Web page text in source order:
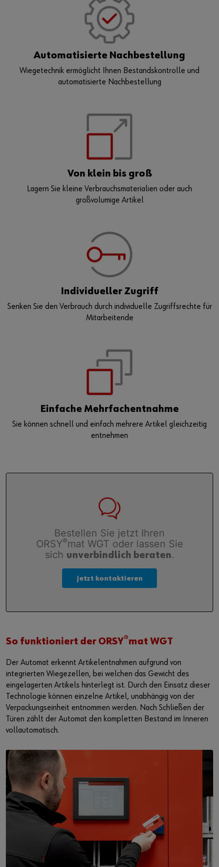
Automatisierte Nachbestellung
Wiegetechnik ermöglicht Ihnen Bestandskontrolle und
automatisierte Nachbestellung
Von klein bis groß
Lagern Sie kleine Verbrauchsmaterialien oder auch
großvolumige Artikel
Individueller Zugriff
Senken Sie den Verbrauch durch individuelle Zugriffsrechte für
Mitarbeitende
Einfache Mehrfachentnahme
Sie können schnell und einfach mehrere Artikel gleichzeitig
entnehmen
Bestellen Sie jetzt Ihren
ORSY®mat WGT oder lassen Sie
sich unverbindlich beraten.
jetzt kontaktieren
So funktioniert der ORSY®mat WGT
Der Automat erkennt Artikelentnahmen aufgrund von
integrierten Wiegezellen, bei welchen das Gewicht des
eingelagerten Artikels hinterlegt ist. Durch den Einsatz dieser
Technologie können einzelne Artikel, unabhängig von der
Verpackungseinheit entnommen werden. Nach Schließen der
Türen zählt der Automat den kompletten Bestand im Inneren
vollautomatisch.